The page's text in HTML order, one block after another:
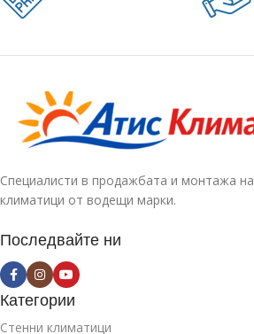
Специалисти в продажбата и монтажа на
климатици от водещи марки.
Последвайте ни
Категории
Стенни климатици